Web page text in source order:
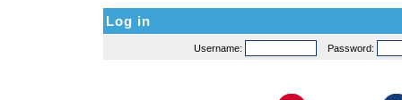
Log in
Username: Password: